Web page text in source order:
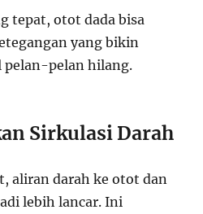
tepat, otot dada bisa
yang bikin
pelan-pelan hilang.
Sirkulasi Darah
aliran darah ke otot dan
lebih lancar. Ini